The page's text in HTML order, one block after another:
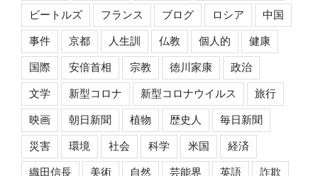
ビートルズ フランス ブログ ロシア 中国
事件 京都 人生訓 仏教 個人的 健康
国際 安倍首相 宗教 徳川家康 政治
文学 新型コロナ 新型コロナウイルス 旅行
映画 朝日新聞 植物 歴史人 毎日新聞
災害 環境 社会 科学 米国 経済
織田信長 美術 自然 芸能界 英語 詐欺